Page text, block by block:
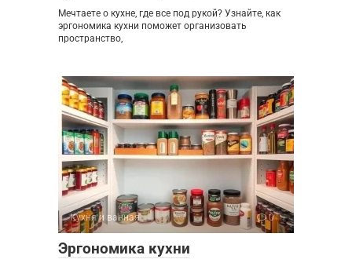
Мечтаете о кухне, где все под рукой? Узнайте, как
эргономика кухни поможет организовать
пространство,
Кухня и ванная 0
Эргономика кухни